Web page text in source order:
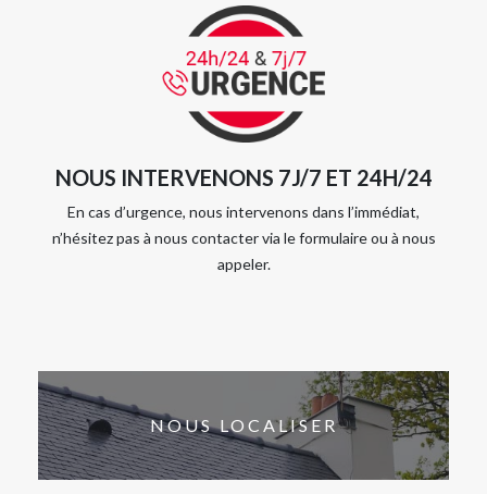
NOUS INTERVENONS 7J/7 ET 24H/24
En cas d’urgence, nous intervenons dans l’immédiat,
n’hésitez pas à nous contacter via le formulaire ou à nous
appeler.
NOUS LOCALISER